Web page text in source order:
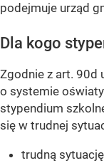
podejmuje urząd
Dla kogo
Zgodnie z art. 90d
o systemie
stypendium
się w trudnej
trudną